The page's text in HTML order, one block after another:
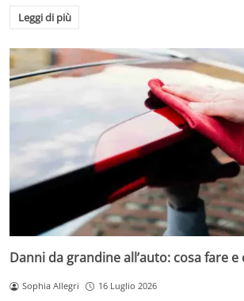
Leggi di più
Danni da grandine all’auto: cosa fare
Sophia Allegri 16 Luglio 2026